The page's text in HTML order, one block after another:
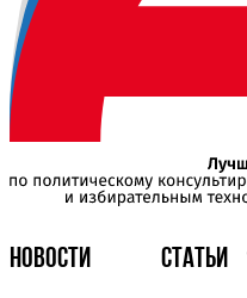
НОВОСТИ СТАТЬИ